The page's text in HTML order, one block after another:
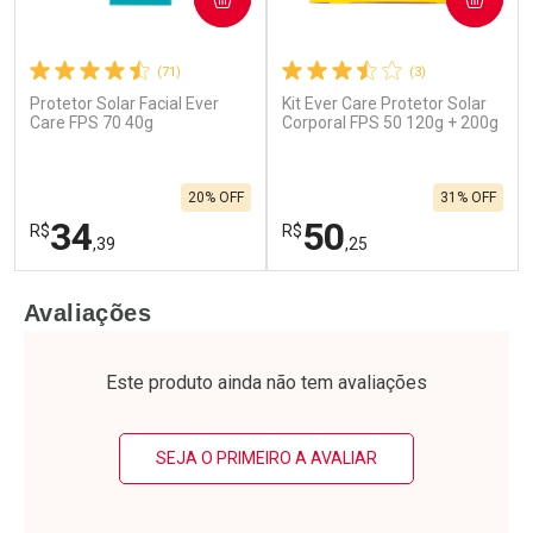
(71)
Protetor Solar Facial Ever
Care FPS 70 40g
R$34,39
20% OFF
Laboratório
Por Menos
(3)
Kit Ever Care Protetor Solar
Corporal FPS 50 120g + 200g
R$50,25
31% OFF
Laboratório
Por Menos
Avaliações
Este produto ainda não tem avaliações
SEJA O PRIMEIRO A AVALIAR